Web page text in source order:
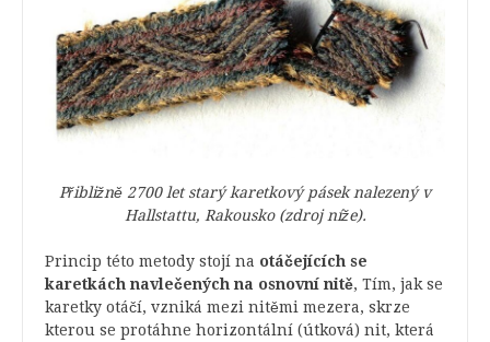
Přibližně 2700 let starý karetkový pásek nalezený v
Hallstattu, Rakousko (zdroj níže).
Princip této metody stojí na otáčejících se
karetkách navlečených na osnovní nitě, Tím, jak se
karetky otáčí, vzniká mezi nitěmi mezera, skrze
kterou se protáhne horizontální (útková) nit, která